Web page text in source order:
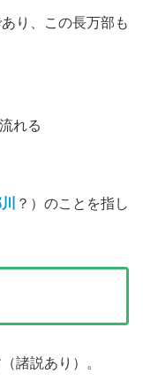
り、この長万部も
れる
？）のことを指し
諸説あり）。